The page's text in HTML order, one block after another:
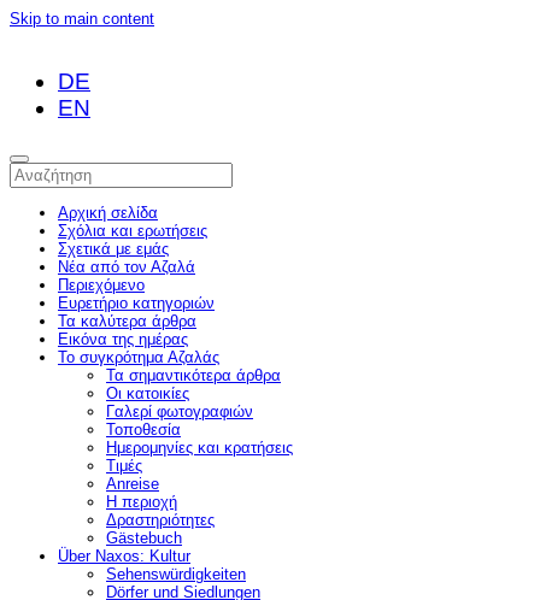
Skip to main content
DE
EN
Αρχική σελίδα
Σχόλια και ερωτήσεις
Σχετικά με εμάς
Νέα από τον Αζαλά
Περιεχόμενο
Ευρετήριο κατηγοριών
Τα καλύτερα άρθρα
Εικόνα της ημέρας
Το συγκρότημα Αζαλάς
Τα σημαντικότερα άρθρα
Οι κατοικίες
Γαλερί φωτογραφιών
Τοποθεσία
Ημερομηνίες και κρατήσεις
Τιμές
Anreise
Η περιοχή
Δραστηριότητες
Gästebuch
Über Naxos: Kultur
Sehenswürdigkeiten
Dörfer und Siedlungen